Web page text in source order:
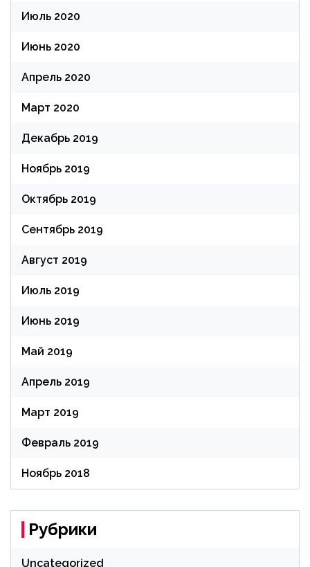
Июль 2020
Июнь 2020
Апрель 2020
Март 2020
Декабрь 2019
Ноябрь 2019
Октябрь 2019
Сентябрь 2019
Август 2019
Июль 2019
Июнь 2019
Май 2019
Апрель 2019
Март 2019
Февраль 2019
Ноябрь 2018
Рубрики
Uncategorized